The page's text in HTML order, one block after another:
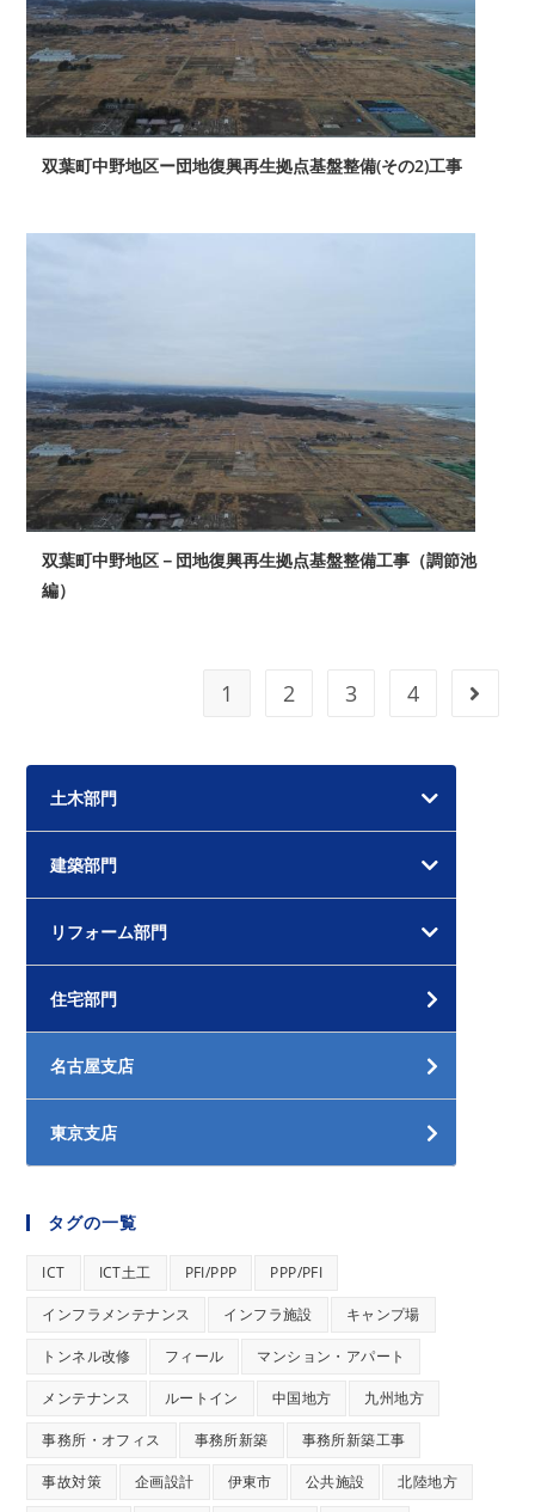
双葉町中野地区ー団地復興再生拠点基盤整備(その2)工事
双葉町中野地区－団地復興再生拠点基盤整備工事（調節池
編）
1 2 3 4 次のペ
土木部門
建築部門
リフォーム部門
住宅部門
名古屋支店
東京支店
タグの一覧
ICT ICT土工 PFI/PPP PPP/PFI
インフラメンテナンス インフラ施設 キャンプ場
トンネル改修 フィール マンション・アパート
メンテナンス ルートイン 中国地方 九州地方
事務所・オフィス 事務所新築 事務所新築工事
事故対策 企画設計 伊東市 公共施設 北陸地方